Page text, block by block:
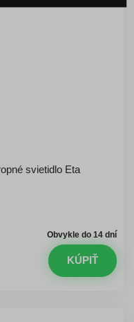
svietidlo Eta
Obvykle do 14 dní
KÚPIŤ